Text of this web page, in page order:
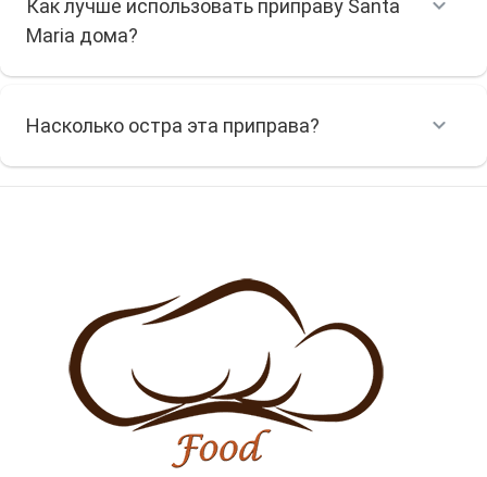
Как лучше использовать приправу Santa
Maria дома?
Насколько остра эта приправа?